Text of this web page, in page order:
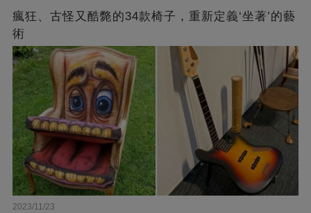
瘋狂、古怪又酷斃的34款椅子，重新定義‘坐著’的藝
術
2023/11/23